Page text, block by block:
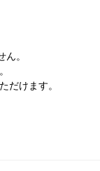
。
だけます。